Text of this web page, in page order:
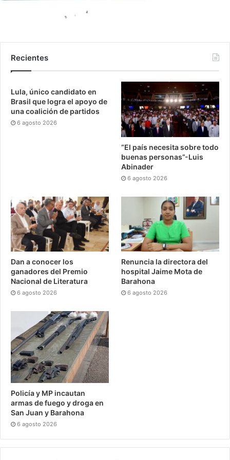
Recientes
Lula, único candidato en
Brasil que logra el apoyo de
una coalición de partidos
6 agosto 2026
“El país necesita sobre todo
buenas personas”-Luis
Abinader
6 agosto 2026
Dan a conocer los
ganadores del Premio
Nacional de Literatura
6 agosto 2026
Renuncia la directora del
hospital Jaime Mota de
Barahona
6 agosto 2026
Policía y MP incautan
armas de fuego y droga en
San Juan y Barahona
6 agosto 2026